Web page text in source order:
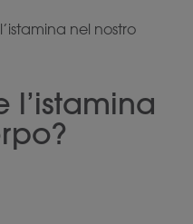
nel nostro
l’istamina